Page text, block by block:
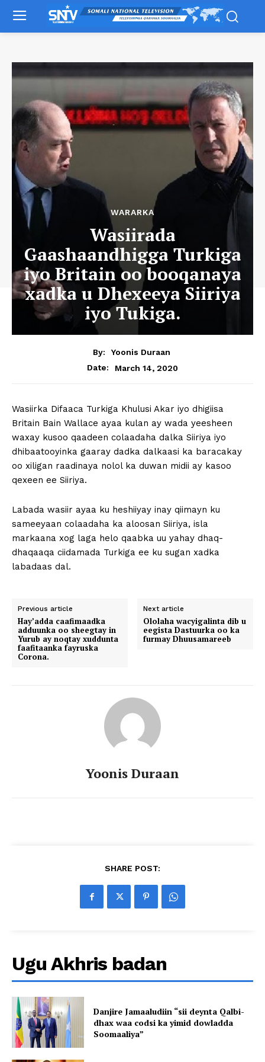
WARARKA
Wasiirada
Gaashaandhigga Turkiga
iyo Britain oo booqanaya
xadka u Dhexeeya Siiriya
iyo Tukiga.
By:
Yoonis Duraan
Date:
March 14, 2020
Wasiirka Difaaca Turkiga Khulusi Akar iyo dhigiisa
Britain Bain Wallace ayaa kulan ay wada yeesheen
waxay kusoo qaadeen colaadaha dalka Siiriya iyo
dhibaatooyinka gaaray dadka dalkaasi ka baracakay
oo xiligan raadinaya nolol ka duwan midii ay kasoo
qexeen ee Siiriya.
Labada wasiir ayaa ku heshiiyay inay qiimayn ku
sameeyaan colaadaha ka aloosan Siiriya, isla
markaana xog laga helo qaabka uu yahay dhaq-
dhaqaaqa ciidamada Turkiga ee ku sugan xadka
labadaas dal.
Previous article
Hay’adda caafimaadka
adduunka oo sheegtay in
Yurub ay noqtay xuddunta
faafitaanka fayruska
Corona.
Next article
Ololaha wacyigalinta dib u
eegista Dastuurka oo ka
furmay Dhuusamareeb
Yoonis Duraan
SHARE POST:
Ugu Akhris badan
Danjire Jamaaludiin “sii deynta Qalbi-
dhax waa codsi ka yimid dowladda
Soomaaliya”